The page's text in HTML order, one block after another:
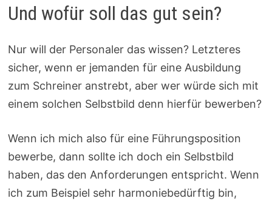
Und wofür soll das gut sein?
Nur will der Personaler das wissen? Letzteres
sicher, wenn er jemanden für eine Ausbildung
zum Schreiner anstrebt, aber wer würde sich mit
einem solchen Selbstbild denn hierfür bewerben?
Wenn ich mich also für eine Führungsposition
bewerbe, dann sollte ich doch ein Selbstbild
haben, das den Anforderungen entspricht. Wenn
ich zum Beispiel sehr harmoniebedürftig bin,